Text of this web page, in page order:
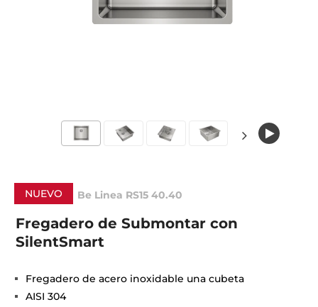
NUEVO Be Linea RS15 40.40
Fregadero de Submontar con
SilentSmart
Fregadero de acero inoxidable una cubeta
AISI 304